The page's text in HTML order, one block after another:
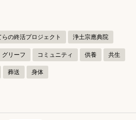
らの終活プロジェクト 浄土宗應典院
グリーフ コミュニティ 供養 共生
葬送 身体